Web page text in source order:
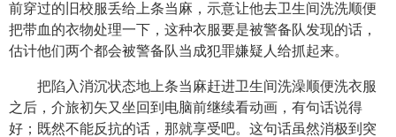
前穿过的旧校服丢给上条当麻，示意让他去卫生间洗洗顺便
把带血的衣物处理一下，这种衣服要是被警备队发现的话，
估计他们两个都会被警备队当成犯罪嫌疑人给抓起来。
把陷入消沉状态地上条当麻赶进卫生间洗澡顺便洗衣服
之后，介旅初矢又坐回到电脑前继续看动画，有句话说得
好；既然不能反抗的话，那就享受吧。这句话虽然消极到突